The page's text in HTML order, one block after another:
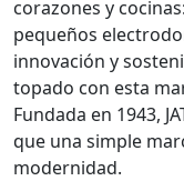
corazones y
pequeños
innovación y
topado con esta
Fundada en 1943,
que una simple
modernidad.